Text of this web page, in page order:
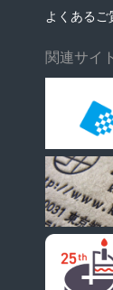
よくあるご
関連サイト